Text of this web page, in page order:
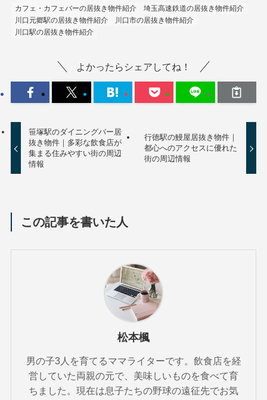
カフェ・カフェバーの居抜き物件紹介
埼玉高速鉄道の居抜き物件紹介
川口元郷駅の居抜き物件紹介
川口市の居抜き物件紹介
川口駅の居抜き物件紹介
よかったらシェアしてね！
笹塚駅のダイニングバー居
抜き物件｜多彩な飲食店が
集まる住みやすい街の周辺
情報
行徳駅の鰻屋居抜き物件｜
都心へのアクセスに優れた
街の周辺情報
この記事を書いた人
松本楓
男の子3人を育てるママライターです。飲食店を経
営していた両親の元で、美味しいものを食べて育
ちました。現在は息子たちの野球の遠征先でお気